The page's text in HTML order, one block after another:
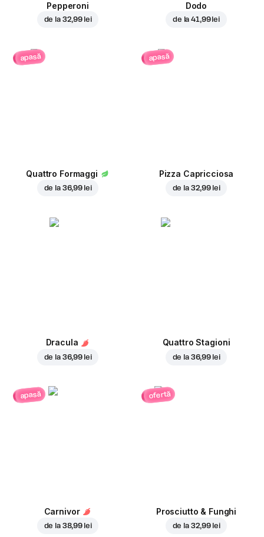
Pepperoni
de la 32,99 lei
Dodo
de la41,99 lei
apasă
Quattro Formaggi
de la 36,99 lei
apasă
Pizza Capricciosa
de la 32,99 lei
Dracula
de la 36,99 lei
Quattro Stagioni
de la 36,99 lei
apasă
Carnivor
de la 38,99 lei
ofertă
Prosciutto & Funghi
de la 32,99 lei